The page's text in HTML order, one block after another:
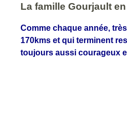
La famille Gourjault
Comme chaque année,
170kms et qui terminent
toujours aussi courageux